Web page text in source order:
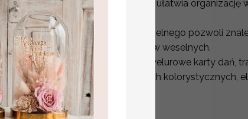
niespodziankę menu weselne ułatwia organizację
Różnorodna oferta menu weselnego pozwoli
Sali weselnej i dekoracji stołów weselnych.
W naszej ofercie znajdziesz welurowe karty dań,
papierze w różnych wariantach kolorystycznych,
MENU WESELNE NA STÓŁ